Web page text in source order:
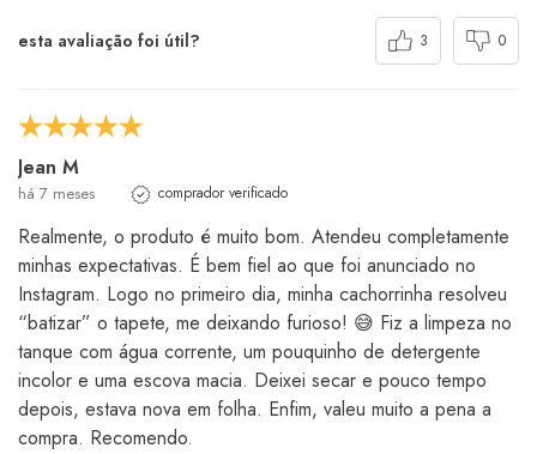
esta avaliação foi útil? 3 0
Jean M
há 7 meses comprador verificado
Realmente, o produto é muito bom. Atendeu completamente
minhas expectativas. É bem fiel ao que foi anunciado no
Instagram. Logo no primeiro dia, minha cachorrinha resolveu
“batizar” o tapete, me deixando furioso! 😅 Fiz a limpeza no
tanque com água corrente, um pouquinho de detergente
incolor e uma escova macia. Deixei secar e pouco tempo
depois, estava nova em folha. Enfim, valeu muito a pena a
compra. Recomendo.